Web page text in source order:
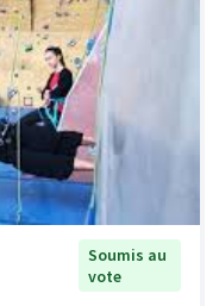
Soumis au
vote